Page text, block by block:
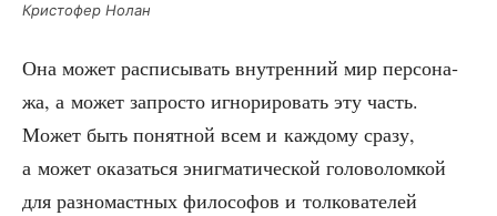
Кри­сто­фер Нолан
Она может рас­пи­сы­вать внут­рен­ний мир пер­со­на­
жа, а может запро­сто игно­ри­ро­вать эту часть.
Может быть понят­ной всем и каж­до­му сра­зу,
а может ока­зать­ся эниг­ма­ти­че­ской голо­во­лом­кой
для раз­но­маст­ных фило­со­фов и тол­ко­ва­те­лей